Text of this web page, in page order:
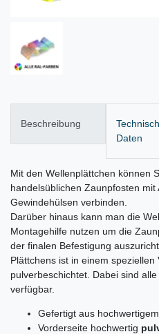
Beschreibung
Daten
Mit den Wellenplättchen können
handelsüblichen Zaunpfosten mit
Gewindehülsen verbinden.
Darüber hinaus kann man die
Montagehilfe nutzen um die
der finalen Befestigung
Plättchens ist in einem speziellen
pulverbeschichtet. Dabei sind
verfügbar.
Gefertigt aus
Vorderseite hochwertig